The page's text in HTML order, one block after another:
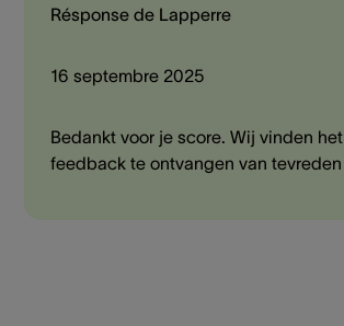
Résponse de Lapperre
16 septembre 2025
Bedankt voor je score. Wij vinden
feedback te ontvangen van tevreden